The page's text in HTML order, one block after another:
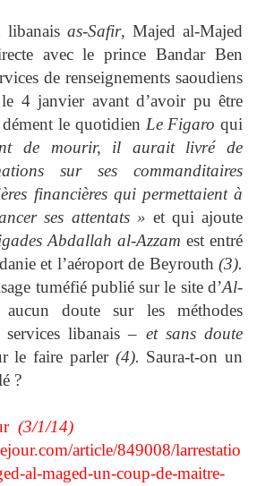
libanais as-Safir, Majed al-Majed
avec le prince Bandar Ben
de renseignements saoudiens
4 janvier avant d’avoir pu être
le quotidien Le Figaro qui
de mourir, il aurait livré de
sur ses commanditaires
financières qui permettaient à
ses attentats » et qui ajoute
Abdallah al-Azzam est entré
et l’aéroport de Beyrouth (3).
tuméfié publié sur le site d’Al-
doute sur les méthodes
libanais – et sans doute
le faire parler (4). Saura-t-on un
?
(3/1/14)
article/849008/larrestatio
al-maged-un-coup-de-maitre-